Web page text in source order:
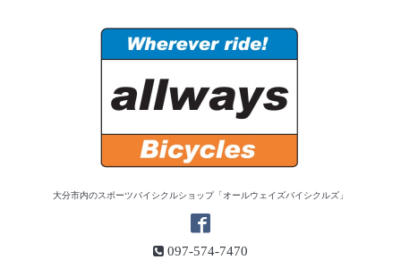
大分市内のスポーツバイシクルショップ「オールウェイズバイシクルズ」
097-574-7470